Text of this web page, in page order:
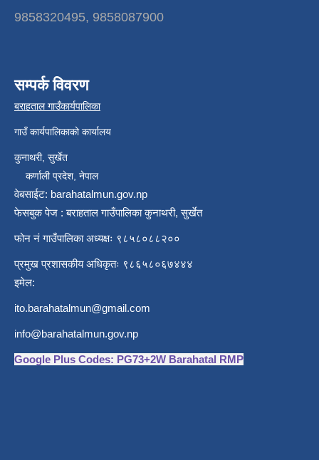
9858320495, 9858087900
सम्पर्क विवरण
बराहताल गाउँकार्यपालिका
गाउँ कार्यपालिकाको कार्यालय
कुनाथरी, सुर्खेत
कर्णाली प्रदेश, नेपाल
वेबसाईट: barahatalmun.gov.np
फेसबुक पेज : बराहताल गाउँपालिका कुनाथरी, सुर्खेत
फोन नं गाउँपालिका अध्यक्षः ९८५८०८८२००
प्रमुख प्रशासकीय अधिकृतः ९८६५८०६७४४४
इमेल:
ito.barahatalmun@gmail.com
info@barahatalmun.gov.np
Google Plus Codes: PG73+2W Barahatal RMP